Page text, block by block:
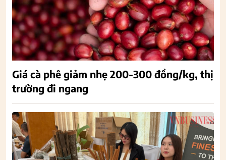
Giá cà phê giảm nhẹ 200-300 đồng/kg, thị
trường đi ngang